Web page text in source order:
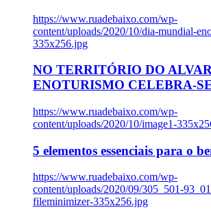
https://www.ruadebaixo.com/wp-
content/uploads/2020/10/dia-mundial-
335x256.jpg
NO TERRITÓRIO DO
ENOTURISMO CELEBRA-
https://www.ruadebaixo.com/wp-
content/uploads/2020/10/image1-
5 elementos essenciais para o
https://www.ruadebaixo.com/wp-
content/uploads/2020/09/305_501-
fileminimizer-335x256.jpg